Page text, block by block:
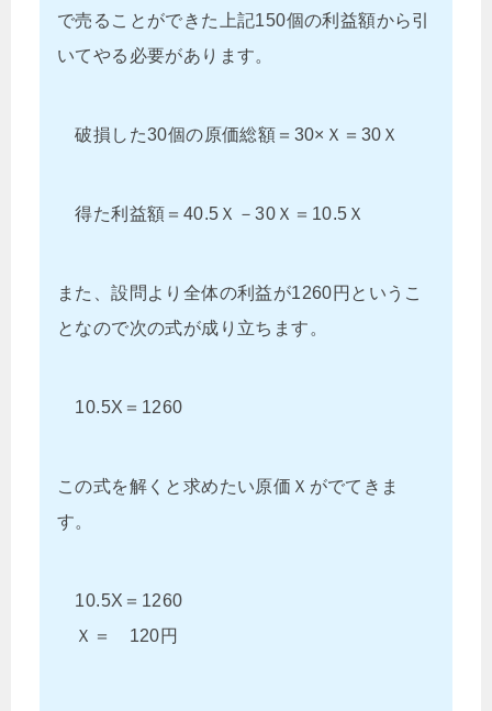
で売ることができた上記150個の利益額から引
いてやる必要があります。
破損した30個の原価総額＝30×Ｘ＝30Ｘ
得た利益額＝40.5Ｘ－30Ｘ＝10.5Ｘ
また、設問より全体の利益が1260円というこ
となので次の式が成り立ちます。
10.5X＝1260
この式を解くと求めたい原価Ｘがでてきま
す。
10.5X＝1260
Ｘ＝ 120円